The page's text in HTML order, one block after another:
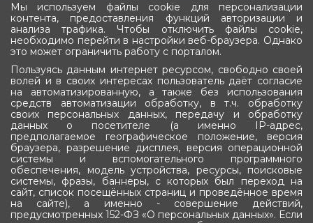
Подписаться
Государственное Собрание (Ил Тумэн)
Республики Саха (Якутия)
Мы используем файлы cookie для персонализации
контента, предоставления функций авторизации и
анализа трафика. Чтобы отключить файлы cookie,
необходимо перейти в настройки веб-браузера. Однако
это может ограничить работу с порталом.
Пользуясь данным интернет ресурсом, свободно своей
волей и в своих интересах пользователь даёт согласие
на автоматизированную, а также без использования
средств автоматизации обработку, в т.ч. обработку
своих персональных данных, передачу и обработку
данных о посетителе (а именно IP-адрес,
предполагаемое географическое положение, версия
браузера, разрешение дисплея, версия операционной
системы и вспомогательного программного
обеспечения, модель устройства, ресурсы, поисковые
системы, фразы, баннеры, с которых был переход на
сайт, список посещённых страниц и проведённое время
на сайте), а именно - совершение действий,
предусмотренных 152-ФЗ «О персональных данных». Если